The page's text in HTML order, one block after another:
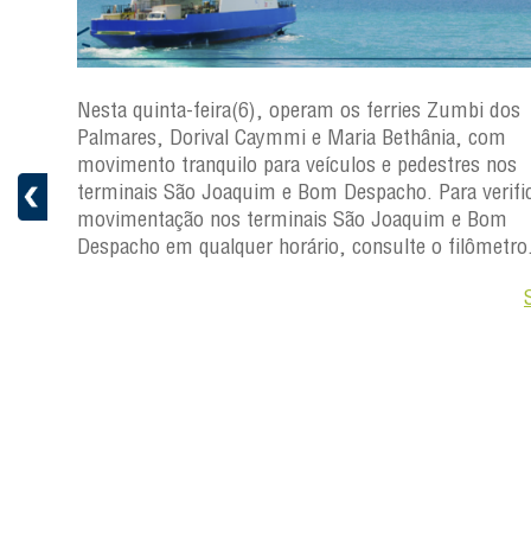
Nesta quinta-feira(6), operam os ferries Zumbi dos
Palmares, Dorival Caymmi e Maria Bethânia, com
movimento tranquilo para veículos e pedestres nos
terminais São Joaquim e Bom Despacho. Para
movimentação nos terminais São Joaquim e Bom
Despacho em qualquer horário, consulte o